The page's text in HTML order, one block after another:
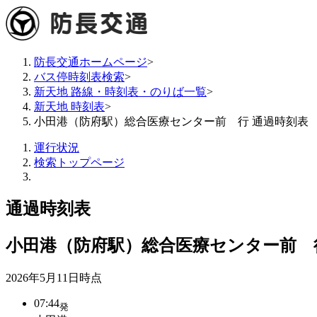
防長交通ホームページ>
バス停時刻表検索>
新天地 路線・時刻表・のりば一覧>
新天地 時刻表>
小田港（防府駅）総合医療センター前 行 通過時刻表
運行状況
検索トップページ
通過時刻表
小田港（防府駅）総合医療センター前
2026年5月11日 時点
07:44発